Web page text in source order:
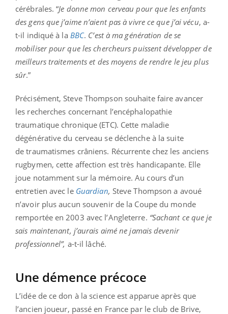
cérébrales. “Je donne mon cerveau pour que les enfants
des gens que j’aime n’aient pas à vivre ce que j’ai vécu, a-
t-il indiqué à la BBC. C’est à ma génération de se
mobiliser pour que les chercheurs puissent développer de
meilleurs traitements et des moyens de rendre le jeu plus
sûr.”
Précisément, Steve Thompson souhaite faire avancer
les recherches concernant l’encéphalopathie
traumatique chronique (ETC). Cette maladie
dégénérative du cerveau se déclenche à la suite
de traumatismes crâniens. Récurrente chez les anciens
rugbymen, cette affection est très handicapante. Elle
joue notamment sur la mémoire. Au cours d’un
entretien avec le Guardian, Steve Thompson a avoué
n’avoir plus aucun souvenir de la Coupe du monde
remportée en 2003 avec l’Angleterre. “Sachant ce que je
sais maintenant, j’aurais aimé ne jamais devenir
professionnel”, a-t-il lâché.
Une démence précoce
L’idée de ce don à la science est apparue après que
l’ancien joueur, passé en France par le club de Brive,